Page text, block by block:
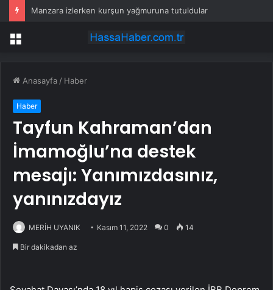
Manzara izlerken kurşun yağmuruna tutuldular
Menü
Anasayfa / Haber
Haber
Tayfun Kahraman’dan
İmamoğlu’na destek
mesajı: Yanımızdasınız,
yanınızdayız
MERİH UYANIK Kasım 11, 2022 0 14
Bir dakikadan az